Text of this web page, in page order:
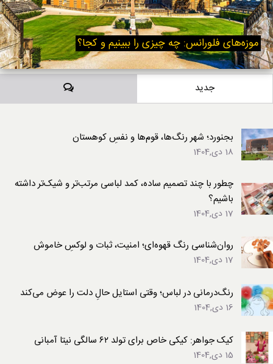
موزه‌های فلورانس: چه چیزی را ببینیم و کجا؟
جدید دیدگاه‌ها
بجنورد؛ شهر رنگ‌ها، قوم‌ها و نفسِ کوهستان
18 دی,1404
چطور با چند تصمیم ساده، کمد لباسی مرتب‌تر و شیک‌تر داشته
باشیم؟
17 دی,1404
روان‌شناسی رنگ قهوه‌ای؛ امنیت، ثبات و لوکسِ خاموش
17 دی,1404
رنگ‌درمانی در لباس؛ وقتی استایل حالِ دلت را عوض می‌کند
16 دی,1404
کیک جواهر: کیکی خاص برای تولد ۶۲ سالگی نیتا آمبانی
15 دی,1404